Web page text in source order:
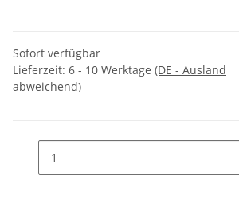
Sofort verfügbar
Lieferzeit: 6 - 10 Werktage (DE - Ausland
abweichend)